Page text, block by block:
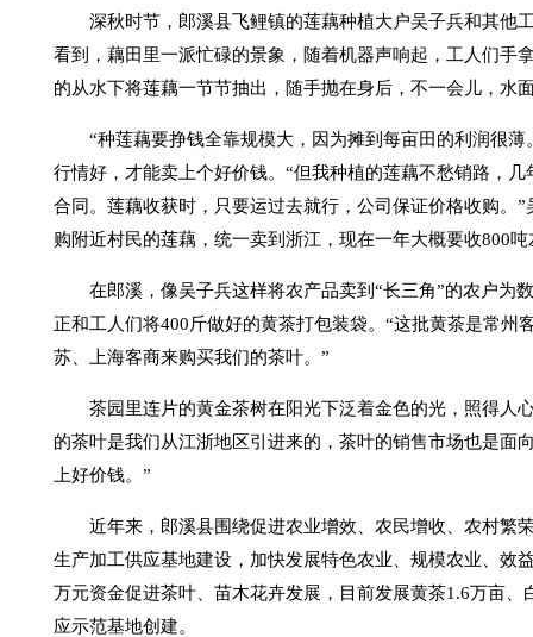
深秋时节，郎溪县飞鲤镇的莲藕种植大户吴子兵和其他
看到，藕田里一派忙碌的景象，随着机器声响起，工人们手
的从水下将莲藕一节节抽出，随手抛在身后，不一会儿，水
“种莲藕要挣钱全靠规模大，因为摊到每亩田的利润很
行情好，才能卖上个好价钱。“但我种植的莲藕不愁销路，
合同。莲藕收获时，只要运过去就行，公司保证价格收购。
购附近村民的莲藕，统一卖到浙江，现在一年大概要收800
在郎溪，像吴子兵这样将农产品卖到“长三角”的农户为
正和工人们将400斤做好的黄茶打包装袋。“这批黄茶是常
苏、上海客商来购买我们的茶叶。”
茶园里连片的黄金茶树在阳光下泛着金色的光，照得人
的茶叶是我们从江浙地区引进来的，茶叶的销售市场也是面
上好价钱。”
近年来，郎溪县围绕促进农业增效、农民增收、农村繁
生产加工供应基地建设，加快发展特色农业、规模农业、效
万元资金促进茶叶、苗木花卉发展，目前发展黄茶1.6万亩
应示范基地创建。